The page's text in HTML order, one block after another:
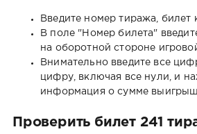
Введите номер тиража, билет
В поле "Номер билета"
на оборотной стороне
Внимательно введите все
цифру, включая все нули, и
информация о сумме
Проверить билет 241